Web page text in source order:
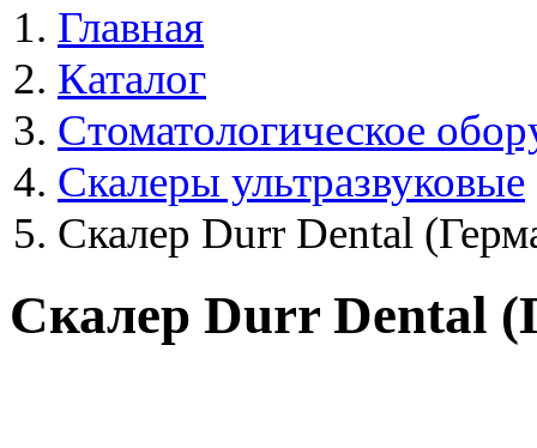
Главная
Каталог
Стоматологическое
Скалеры ультразвуковые
Скалер Durr Dental
Скалер Durr Dental